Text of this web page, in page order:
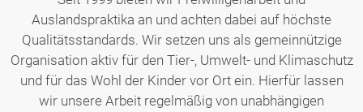
Auslandspraktika an und achten dabei auf höchste
Qualitätsstandards. Wir setzen uns als gemeinnützige
Organisation aktiv für den Tier-, Umwelt- und Klimaschutz
und für das Wohl der Kinder vor Ort ein. Hierfür lassen
wir unsere Arbeit regelmäßig von unabhängigen